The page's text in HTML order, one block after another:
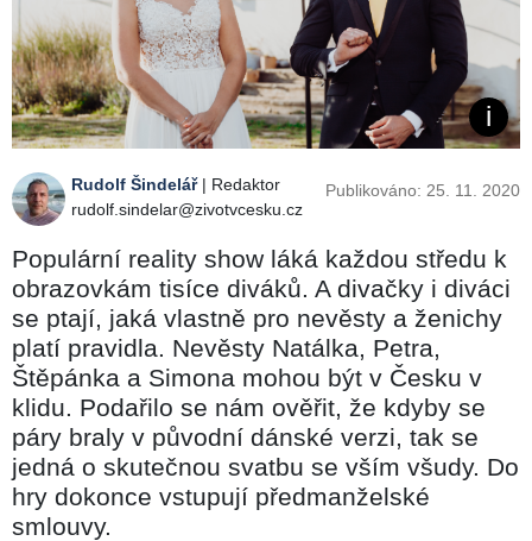
Rudolf Šindelář| Redaktor
rudolf.sindelar@zivotvcesku.cz
Publikováno: 25. 11. 2020
Populární reality show láká každou středu k
obrazovkám tisíce diváků. A divačky i diváci
se ptají, jaká vlastně pro nevěsty a ženichy
platí pravidla. Nevěsty Natálka, Petra,
Štěpánka a Simona mohou být v Česku v
klidu. Podařilo se nám ověřit, že kdyby se
páry braly v původní dánské verzi, tak se
jedná o skutečnou svatbu se vším všudy. Do
hry dokonce vstupují předmanželské
smlouvy.